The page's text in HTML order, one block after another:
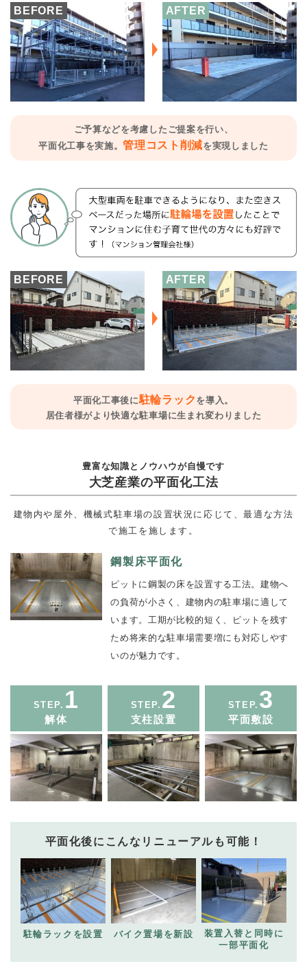
BEFORE AFTER
ご予算などを考慮したご提案を行い、
平面化工事を実施。管理コスト削減を実現しました
BEFORE AFTER
平面化工事後に駐輪ラック を導入。
居住者様がより快適な駐車場に生まれ変わりました
豊富な知識とノウハウが自慢です
大芝産業の平面化工法
建物内や屋外、機械式駐車場の設置状況に応じて、最適な方法
で施工を施します。
鋼製床平面化
ピットに鋼製の床を設置する工法。建物へ
の負荷が小さく、建物内の駐車場に適して
います。工期が比較的短く、ピットを残す
ため将来的な駐車場需要増にも対応しやす
いのが魅力です。
STEP. 1
解体
STEP. 2
支柱設置
STEP. 3
平面敷設
平面化後にこんなリニューアルも可能！
駐輪ラックを設置 バイク置場を新設
装置入替と同時に
一部平面化